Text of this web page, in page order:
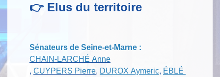
👉 Elus du territoire
Sénateurs de Seine-et-Marne :
CHAIN-LARCHÉ Anne
, CUYPERS Pierre, DUROX Aymeric, ÉBLÉ